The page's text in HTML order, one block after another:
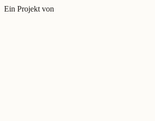
Ein Projekt von